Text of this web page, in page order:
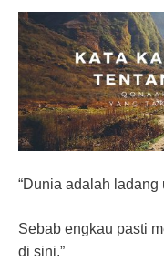
“Dunia adalah
Sebab engkau pasti
di sini.”